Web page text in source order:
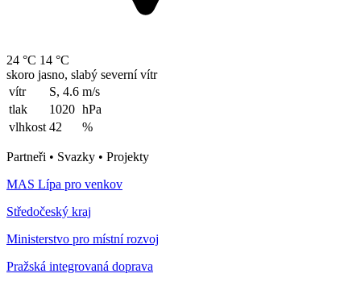
24 °C 14 °C
skoro jasno, slabý severní vítr
vítr
S, 4.6 m/s
tlak
1020 hPa
vlhkost 42 %
Partneři • Svazky • Projekty
MAS Lípa pro venkov
Středočeský kraj
Ministerstvo pro místní rozvoj
Pražská integrovaná doprava